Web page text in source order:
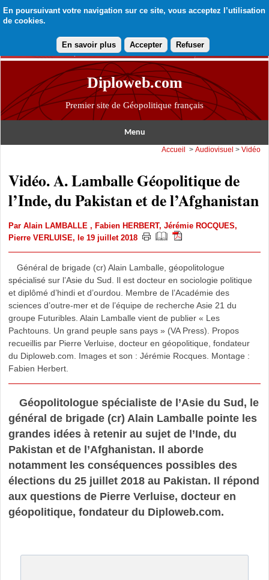
En poursuivant votre navigation sur ce site, vous acceptez l’utilisation
de cookies.
En savoir plus Accepter Refuser
Diploweb.com
Premier site de Géopolitique français
Menu
Accueil >Audiovisuel >Vidéo
Vidéo. A. Lamballe Géopolitique de
l’Inde, du Pakistan et de l’Afghanistan
Par Alain LAMBALLE , Fabien HERBERT, Jérémie ROCQUES,
Pierre VERLUISE, le 19 juillet 2018
Général de brigade (cr) Alain Lamballe, géopolitologue
spécialisé sur l’Asie du Sud. Il est docteur en sociologie politique
et diplômé d’hindi et d’ourdou. Membre de l’Académie des
sciences d’outre-mer et de l’équipe de recherche Asie 21 du
groupe Futuribles. Alain Lamballe vient de publier « Les
Pachtouns. Un grand peuple sans pays » (VA Press). Propos
recueillis par Pierre Verluise, docteur en géopolitique, fondateur
du Diploweb.com. Images et son : Jérémie Rocques. Montage :
Fabien Herbert.
Géopolitologue spécialiste de l’Asie du Sud, le
général de brigade (cr) Alain Lamballe pointe les
grandes idées à retenir au sujet de l’Inde, du
Pakistan et de l’Afghanistan. Il aborde
notamment les conséquences possibles des
élections du 25 juillet 2018 au Pakistan. Il répond
aux questions de Pierre Verluise, docteur en
géopolitique, fondateur du Diploweb.com.